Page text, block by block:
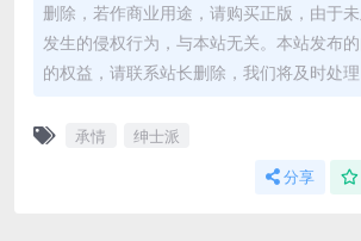
删除，若作商业用途，请购买正版，由于
发生的侵权行为，与本站无关。本站发布
的权益，请联系站长删除，我们将及时处理
承情 绅士派
分享